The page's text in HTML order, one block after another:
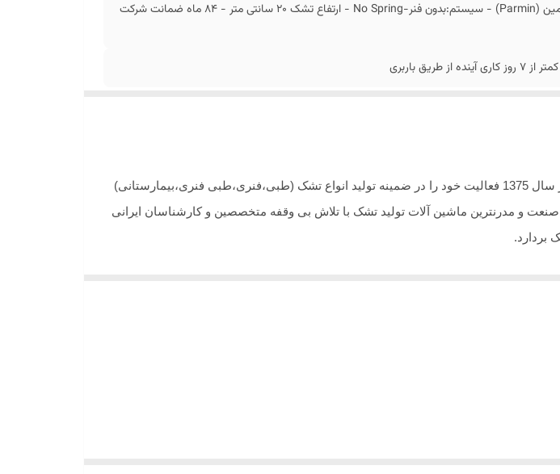
تشک رویال آرامش مدل پارمین (Parmin) - سیستم:بدون فنر-No Spring - ارتفاع تشک 20 سانتی متر - 84 ماه ضمانت شرکت
طریق باربری
گروه صنعتی رویال آرامش که زیر مجموعه شرکت کالای خواب آرامش نالی میباشد در سال 1375 فعالیت خود را در ضمینه تولید انواع تشک (طبی،فنری،طبی فنری،بیمارستانی)
صنعت و مدرنترین ماشین آلات تولید تشک با تلاش بی وقفه متخصصین و کارشناسان ایرانی
بردارد.